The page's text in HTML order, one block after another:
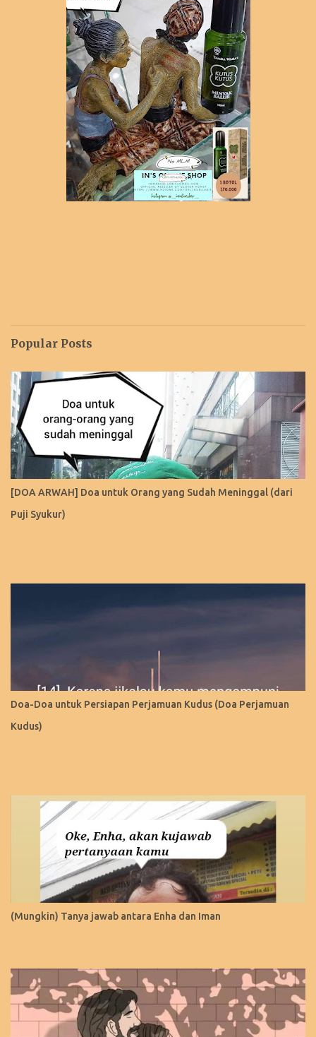
Popular Posts
[DOA ARWAH] Doa untuk Orang yang Sudah Meninggal (dari
Puji Syukur)
Doa-Doa untuk Persiapan Perjamuan Kudus (Doa Perjamuan
Kudus)
(Mungkin) Tanya jawab antara Enha dan Iman